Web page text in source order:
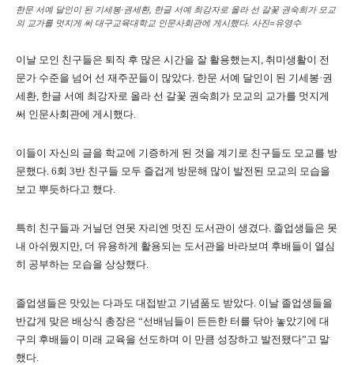
한문 서예 달인이 된 기세봉·권세환, 한글 서예 최강자로 올라 선 갈꽃 권숙희가 모교
의 교가를 멋지게 써 대구교육대학교 인문사회관에 게시했다. 사진=유영수
이날 모인 친구들은 퇴직 후 많은 시간을 잘 활용했는지, 취미생활이 전
문가 수준을 넘어 선 재주꾼들이 많았다. 한문 서예 달인이 된 기세봉·권
세환, 한글 서예 최강자로 올라 선 갈꽃 권숙희가 모교의 교가를 멋지게
써 인문사회관에 게시했다.
이들이 자신의 글을 학교에 기증하게 된 것을 계기로 친구들도 모교를 방
문했다. 6회 3반 친구들 모두 즐겁게 방문해 많이 발전된 모교의 모습을
보고 뿌듯하다고 했다.
특히 친구들과 거닐던 연못 자리엔 멋진 도서관이 생겼다. 졸업생들은 못
내 아쉬웠지만, 더 유용하게 활용되는 도서관을 바라보며 후배들이 열심
히 공부하는 모습을 상상했다.
졸업생들은 맛있는 다과도 대접받고 기념품도 받았다. 이날 졸업생들을
반갑게 맞은 배상식 총장은 “선배님들이 든든한 터를 닦아 놓았기에 대
구의 후배들이 미래 교육을 선도하며 이 만큼 성장하고 발전됐다”고 말
했다.